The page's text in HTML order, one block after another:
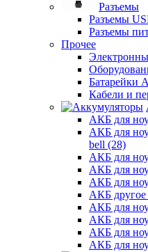
Разъемы
Разъемы
Разъемы
Прочее
Батарейки
Кабели и
АКБ для
АКБ для
bell (28)
АКБ для
АКБ для
АКБ для
АКБ другое
АКБ для
АКБ для
АКБ для
АКБ для